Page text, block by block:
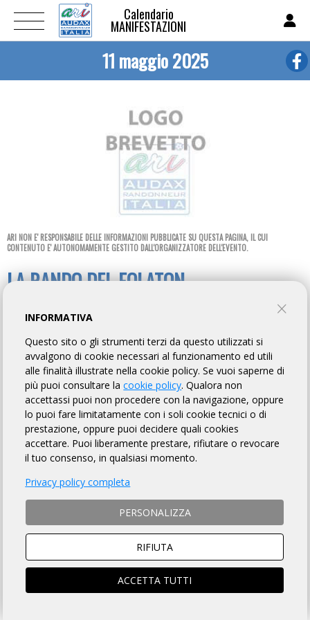
Calendario
MANIFESTAZIONI
11 maggio 2025
ARI NON E' RESPONSABILE DELLE INFORMAZIONI PUBBLICATE SU QUESTA PAGINA, IL CUI
CONTENUTO E' AUTONOMAMENTE GESTITO DALL'ORGANIZZATORE DELL'EVENTO.
LA RANDO DEL FOLATON
L'ALTRA CICLISTICA
INFORMAZIONI REGOLAMENTO
PUNTI DI CONTROLLO
MAPPA
LINK UTILI ISCRITTI 9 FINISHER
DISTANZA
101 km
DISLIVELLO
TEMPO MASSIMO
7 ore
DOVE
Rivalta Di Torino (TO)
INFORMATIVA
Questo sito o gli strumenti terzi da questo utilizzati si
avvalgono di cookie necessari al funzionamento ed utili
alle finalità illustrate nella cookie policy. Se vuoi saperne di
più puoi consultare lacookie policy. Qualora non
accettassi puoi non procedere con la navigazione, oppure
lo puoi fare limitatamente con i soli cookie tecnici o di
prestazione, oppure puoi decidere quali cookies
accettare. Puoi liberamente prestare, rifiutare o revocare
il tuo consenso, in qualsiasi momento.
Privacy policy completa
PERSONALIZZA
RIFIUTA
ACCETTA TUTTI